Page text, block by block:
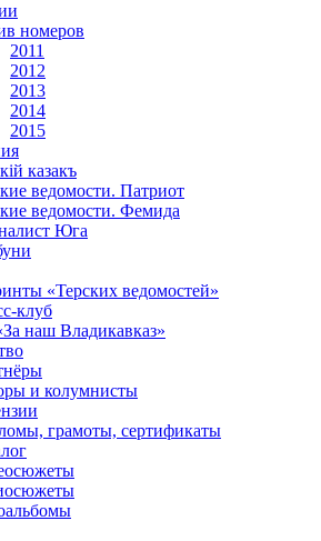
номеров
2011
2012
2013
2014
2015
казакъ
ведомости. Патриот
ведомости. Фемида
Юга
«Терских ведомостей»
клуб
наш Владикавказ»
и колумнисты
грамоты, сертификаты